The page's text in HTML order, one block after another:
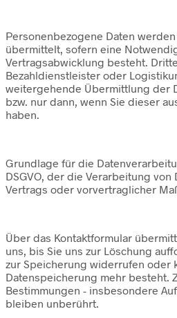
Personenbezogene Daten
übermittelt, sofern eine
Vertragsabwicklung besteht.
Bezahldienstleister oder
weitergehende Übermittlung der
bzw. nur dann, wenn Sie dieser
haben.
Grundlage für die
DSGVO, der die Verarbeitung
Vertrags oder vorvertraglicher
Über das Kontaktformular
uns, bis Sie uns zur Löschung
zur Speicherung widerrufen oder
Datenspeicherung mehr besteht.
Bestimmungen - insbesondere
bleiben unberührt.